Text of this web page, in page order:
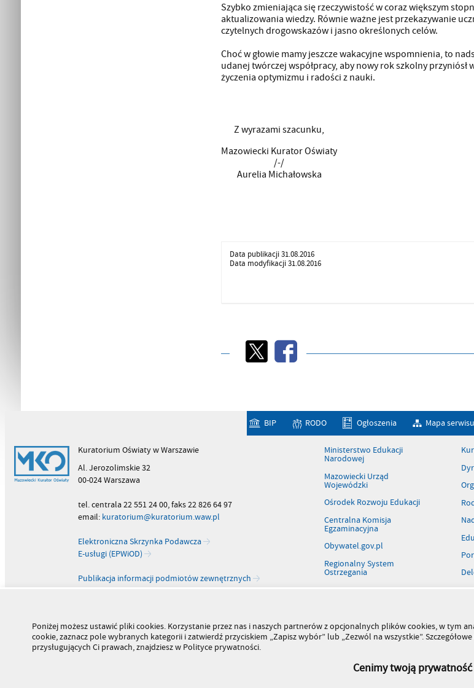
Szybko zmieniająca się rzeczywistość w coraz większym
aktualizowania wiedzy. Równie ważne jest przekazywanie
czytelnych drogowskazów i jasno określonych celów.
Choć w głowie mamy jeszcze wakacyjne wspomnienia, to
udanej twórczej współpracy, aby nowy rok szkolny
życzenia optymizmu i radości z nauki.
Z wyrazami szacunku,
Mazowiecki Kurator Oświaty
/-/
Aurelia Michałowska
Data publikacji 31.08.2016
Data modyfikacji 31.08.2016
Kuratorium Oświaty w Warszawie
Al. Jerozolimskie 32
00-024 Warszawa
tel. centrala 22 551 24 00, faks 22 826 64 97
email: kuratorium@kuratorium.waw.pl
Elektroniczna Skrzynka Podawcza
E-usługi (EPWiOD)
Publikacja informacji podmiotów zewnętrznych
BIP RODO Ogłoszenia Mapa serwisu
Ministerstwo Edukacji
Narodowej
Mazowiecki Urząd
Wojewódzki
Ośrodek Rozwoju Edukacji
Centralna Komisja
Egzaminacyjna
Obywatel.gov.pl
Regionalny System
Ostrzegania
Poniżej możesz ustawić pliki cookies. Korzystanie przez nas i naszych partnerów z opcjonalnych plików cookies, w tym
cookie, zaznacz pole wybranych kategorii i zatwierdź przyciskiem „Zapisz wybór” lub „Zezwól na wszystkie”.
przysługujących Ci prawach, znajdziesz w Polityce prywatności.
Cenimy twoją prywatność